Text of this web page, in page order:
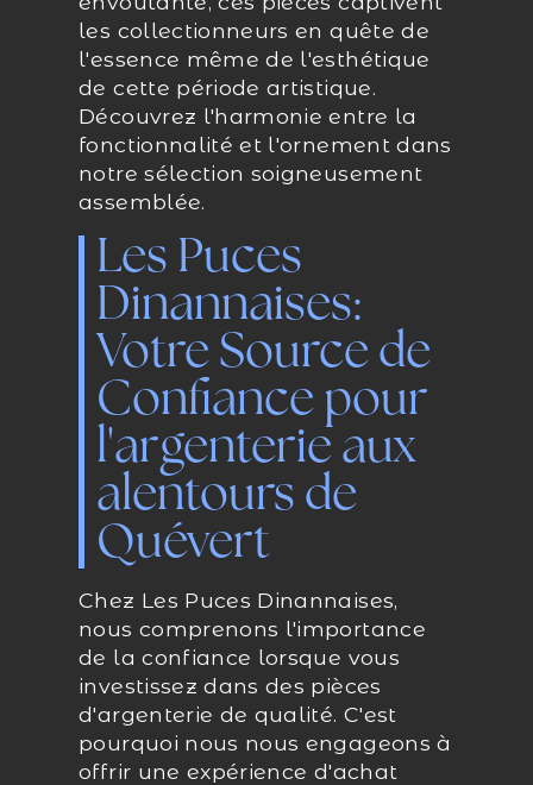
les collectionneurs en quête de
l'essence même de l'esthétique
de cette période artistique.
Découvrez l'harmonie entre la
fonctionnalité et l'ornement dans
notre sélection soigneusement
assemblée.
Les Puces
Dinannaises:
Votre Source de
Confiance pour
l'argenterie aux
alentours de
Quévert
Chez Les Puces Dinannaises,
nous comprenons l'importance
de la confiance lorsque vous
investissez dans des pièces
d'argenterie de qualité. C'est
pourquoi nous nous engageons à
offrir une expérience d'achat